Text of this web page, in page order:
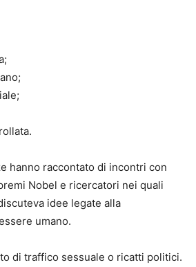
hanno raccontato di incontri con
Nobel e ricercatori nei quali
idee legate alla
umano.
di traffico sessuale o ricatti politici.